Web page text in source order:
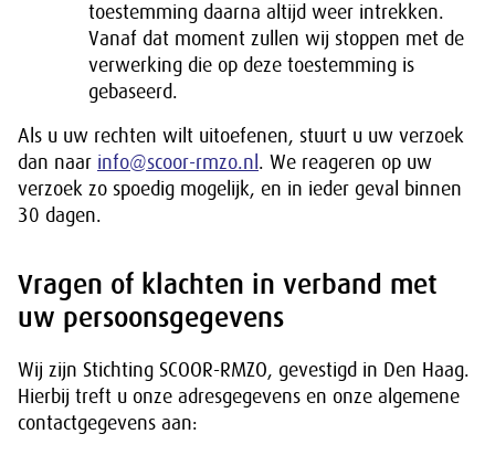
toestemming daarna altijd weer intrekken.
Vanaf dat moment zullen wij stoppen met de
verwerking die op deze toestemming is
gebaseerd.
Als u uw rechten wilt uitoefenen, stuurt u uw verzoek
dan naar info@scoor-rmzo.nl . We reageren op uw
verzoek zo spoedig mogelijk, en in ieder geval binnen
30 dagen.
Vragen of klachten in verband met
uw persoonsgegevens
Wij zijn Stichting SCOOR-RMZO, gevestigd in Den Haag.
Hierbij treft u onze adresgegevens en onze algemene
contactgegevens aan: